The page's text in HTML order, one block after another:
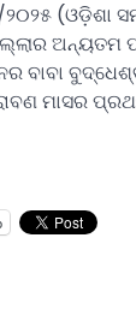
(ଓଡ଼ିଶା
ଅନ୍ୟତମ
ବାବା
ମାସର